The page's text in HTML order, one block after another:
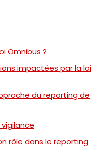
Omnibus ?
impactées par la loi
du reporting de
vigilance
rôle dans le reporting